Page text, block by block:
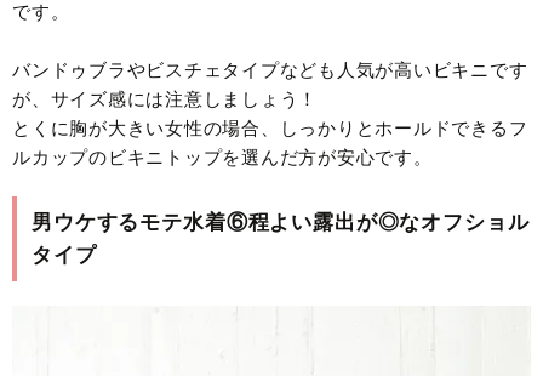
です。
バンドゥブラやビスチェタイプなども人気が高いビキニです
が、サイズ感には注意しましょう！
とくに胸が大きい女性の場合、しっかりとホールドできるフ
ルカップのビキニトップを選んだ方が安心です。
男ウケするモテ水着⑥程よい露出が◎なオフショル
タイプ